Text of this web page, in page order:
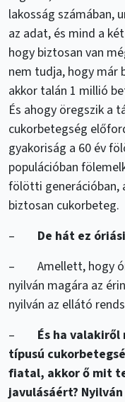
lakosság számában,
az adat, és mind a
hogy biztosan van
nem tudja, hogy már
akkor talán 1 millió
És ahogy öregszik a
cukorbetegség
gyakoriság a 60 év
populációban
fölötti generációban,
biztosan cukorbeteg.
– De hát ez
– Amellett, hogy
nyilván magára az
nyilván az ellátó
– És ha
típusú
fiatal, akkor ő mit
javulásáért?